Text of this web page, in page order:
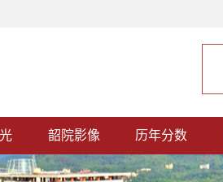
韶院影像 历年分数